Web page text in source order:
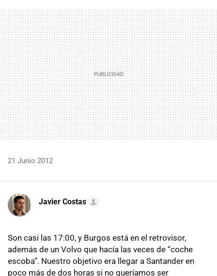
MAIL
21 Junio 2012
Javier Costas
Son casi las 17:00, y Burgos está en el retrovisor,
además de un Volvo que hacía las veces de “coche
escoba”. Nuestro objetivo era llegar a Santander en
poco más de dos horas si no queríamos ser